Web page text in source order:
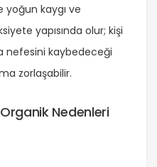
kaygı ve
yapısında olur; kişi
nefesini kaybedeceği
zorlaşabilir.
Nedenleri